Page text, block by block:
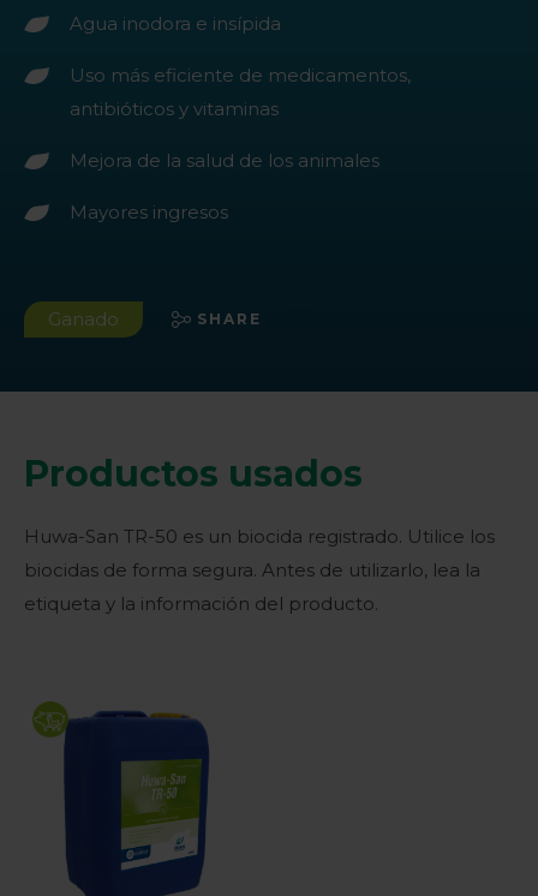
Agua inodora e insípida
Uso más eficiente de medicamentos,
antibióticos y vitaminas
Mejora de la salud de los animales
Mayores ingresos
Ganado SHARE
Productos usados
Huwa-San TR-50 es un biocida registrado. Utilice los
biocidas de forma segura. Antes de utilizarlo, lea la
etiqueta y la información del producto.